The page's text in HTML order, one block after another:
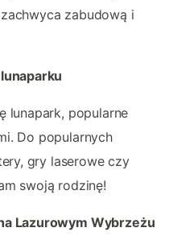
zabudową i
lunapark, popularne
Do popularnych
gry laserowe czy
swoją rodzinę!
Lazurowym Wybrzeżu